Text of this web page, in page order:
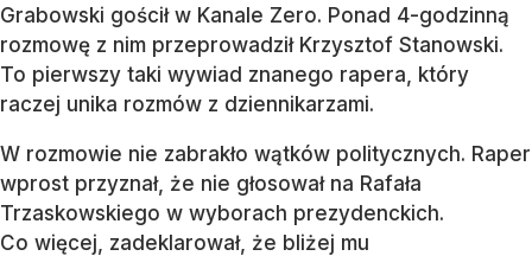
Grabowski gościł w Kanale Zero. Ponad 4-godzinną
rozmowę z nim przeprowadził Krzysztof Stanowski.
To pierwszy taki wywiad znanego rapera, który
raczej unika rozmów z dziennikarzami.
W rozmowie nie zabrakło wątków politycznych. Raper
wprost przyznał, że nie głosował na Rafała
Trzaskowskiego w wyborach prezydenckich.
Co więcej, zadeklarował, że bliżej mu